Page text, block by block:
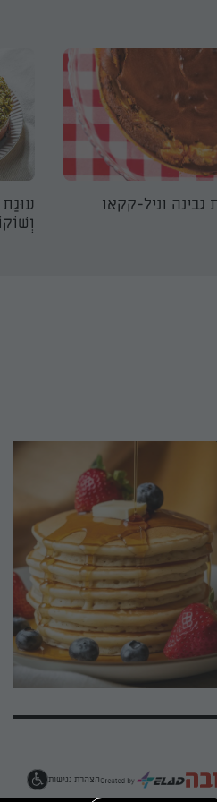
גבינה וניל-קקאו
הצהרת נגישות